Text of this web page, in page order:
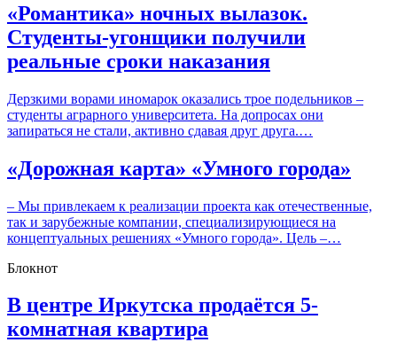
«Романтика» ночных вылазок.
Студенты-угонщики получили
реальные сроки наказания
Дерзкими ворами иномарок оказались трое подельников –
студенты аграрного университета. На допросах они
запираться не стали, активно сдавая друг друга.…
«Дорожная карта» «Умного города»
– Мы привлекаем к реализации проекта как отечественные,
так и зарубежные компании, специализирующиеся на
концептуальных решениях «Умного города». Цель –…
Блокнот
В центре Иркутска продаётся 5-
комнатная квартира